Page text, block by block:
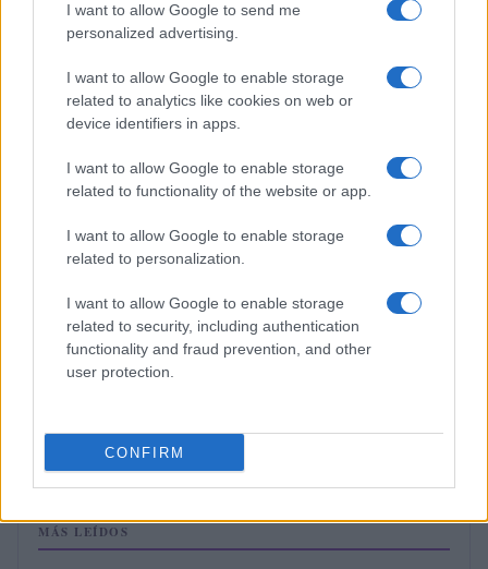
I want to allow Google to send me
personalized advertising.
I want to allow Google to enable storage
related to analytics like cookies on web or
device identifiers in apps.
I want to allow Google to enable storage
related to functionality of the website or app.
I want to allow Google to enable storage
related to personalization.
I want to allow Google to enable storage
related to security, including authentication
functionality and fraud prevention, and other
user protection.
CONFIRM
de cocina funcional
Lucía Fernández · 3 Ago 2026
CONSEJOS DE COCINA
Diego Romero · 3 Ago 2026
MÁS LEÍDOS